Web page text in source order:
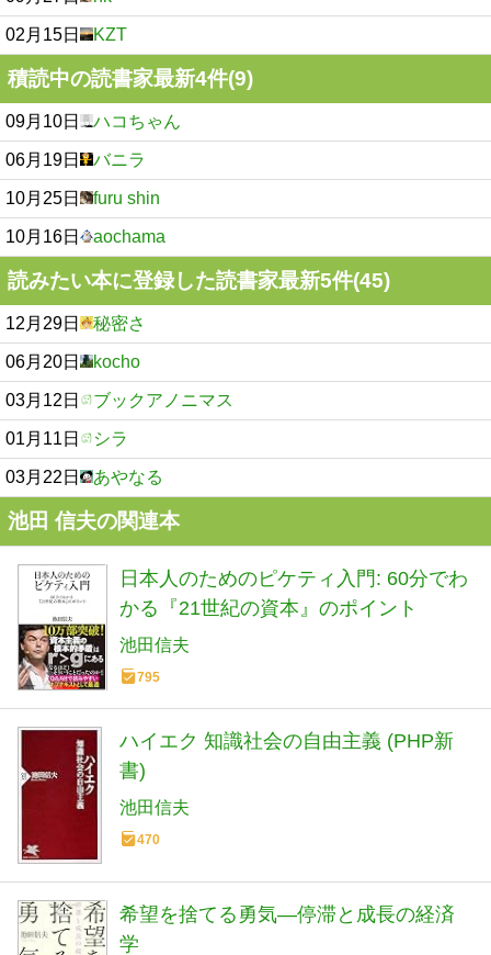
02月15日 KZT
積読中の読書家最新4件(9)
09月10日 ハコちゃん
06月19日 バニラ
10月25日 furu shin
10月16日 aochama
読みたい本に登録した読書家最新5件(45)
12月29日 秘密さ
06月20日 kocho
03月12日 ブックアノニマス
01月11日 シラ
03月22日 あやなる
池田 信夫の関連本
日本人のためのピケティ入門: 60分でわ
かる『21世紀の資本』のポイント
池田信夫
795
ハイエク 知識社会の自由主義 (PHP新
書)
池田信夫
470
希望を捨てる勇気―停滞と成長の経済
学